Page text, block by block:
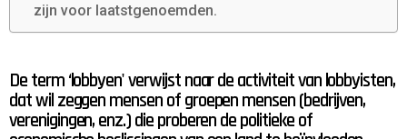
zijn voor laatstgenoemden.
De term ‘lobbyen' verwijst naar de activiteit van lobbyisten,
dat wil zeggen mensen of groepen mensen (bedrijven,
verenigingen, enz.) die proberen de politieke of